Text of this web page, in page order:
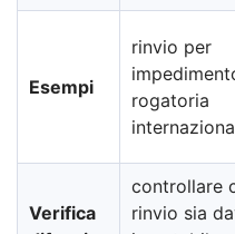
Esempi
rinvio per
rogatoria
Verifica
controllare
rinvio sia